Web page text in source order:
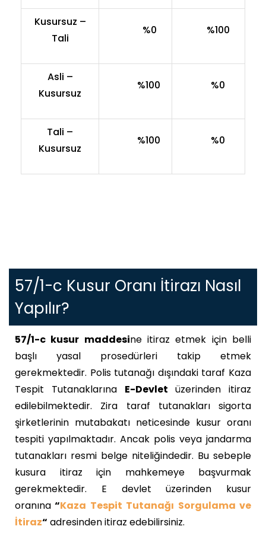
Kusursuz –
Tali
%0 %100
Asli –
Kusursuz
%100 %0
Tali –
Kusursuz
%100 %0
57/1-c Kusur Oranı İtirazı Nasıl
Yapılır?
57/1-c kusur maddesine itiraz etmek için belli
başlı yasal prosedürleri takip etmek
gerekmektedir. Polis tutanağı dışındaki taraf Kaza
Tespit Tutanaklarına E-Devlet üzerinden itiraz
edilebilmektedir. Zira taraf tutanakları sigorta
şirketlerinin mutabakatı neticesinde kusur oranı
tespiti yapılmaktadır. Ancak polis veya jandarma
tutanakları resmi belge niteliğindedir. Bu sebeple
kusura itiraz için mahkemeye başvurmak
gerekmektedir. E devlet üzerinden kusur
oranına “Kaza Tespit Tutanağı Sorgulama ve
İtiraz“ adresinden itiraz edebilirsiniz.